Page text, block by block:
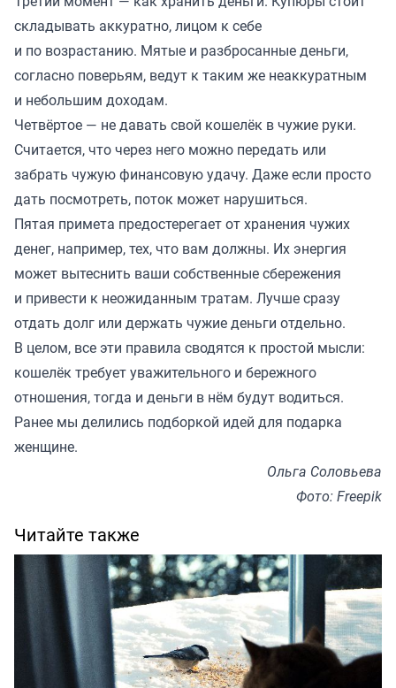
складывать аккуратно, лицом к себе
и по возрастанию. Мятые и разбросанные деньги,
согласно поверьям, ведут к таким же неаккуратным
и небольшим доходам.
Четвёртое — не давать свой кошелёк в чужие руки.
Считается, что через него можно передать или
забрать чужую финансовую удачу. Даже если просто
дать посмотреть, поток может нарушиться.
Пятая примета предостерегает от хранения чужих
денег, например, тех, что вам должны. Их энергия
может вытеснить ваши собственные сбережения
и привести к неожиданным тратам. Лучше сразу
отдать долг или держать чужие деньги отдельно.
В целом, все эти правила сводятся к простой мысли:
кошелёк требует уважительного и бережного
отношения, тогда и деньги в нём будут водиться.
Ранее мы делились подборкой идей для подарка
женщине.
Ольга Соловьева
Фото: Freepik
Читайте также